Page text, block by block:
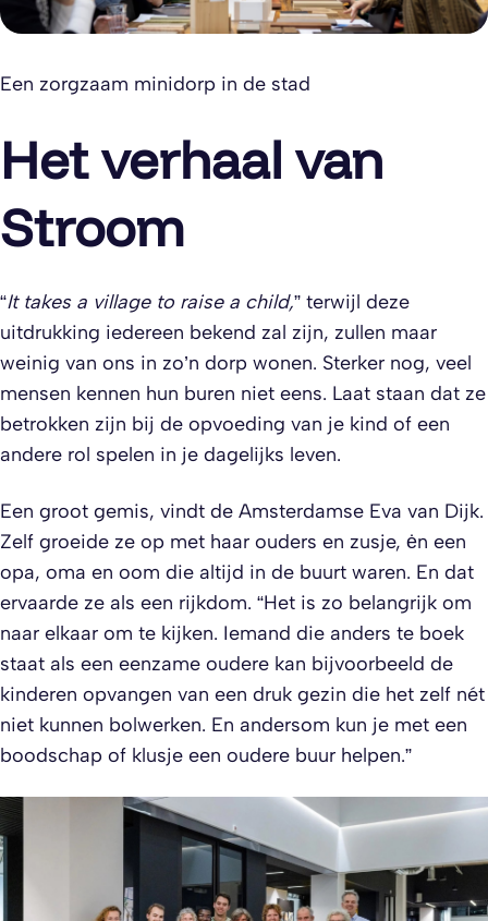
Een zorgzaam minidorp in de stad
Het verhaal van
Stroom
“It takes a village to raise a child,” terwijl deze
uitdrukking iedereen bekend zal zijn, zullen maar
weinig van ons in zo’n dorp wonen. Sterker nog, veel
mensen kennen hun buren niet eens. Laat staan dat ze
betrokken zijn bij de opvoeding van je kind of een
andere rol spelen in je dagelijks leven.
Een groot gemis, vindt de Amsterdamse Eva van Dijk.
Zelf groeide ze op met haar ouders en zusje, ėn een
opa, oma en oom die altijd in de buurt waren. En dat
ervaarde ze als een rijkdom. “Het is zo belangrijk om
naar elkaar om te kijken. Iemand die anders te boek
staat als een eenzame oudere kan bijvoorbeeld de
kinderen opvangen van een druk gezin die het zelf nét
niet kunnen bolwerken. En andersom kun je met een
boodschap of klusje een oudere buur helpen.”